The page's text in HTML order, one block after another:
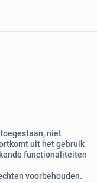
niet
uit het gebruik
functionaliteiten
voorbehouden.